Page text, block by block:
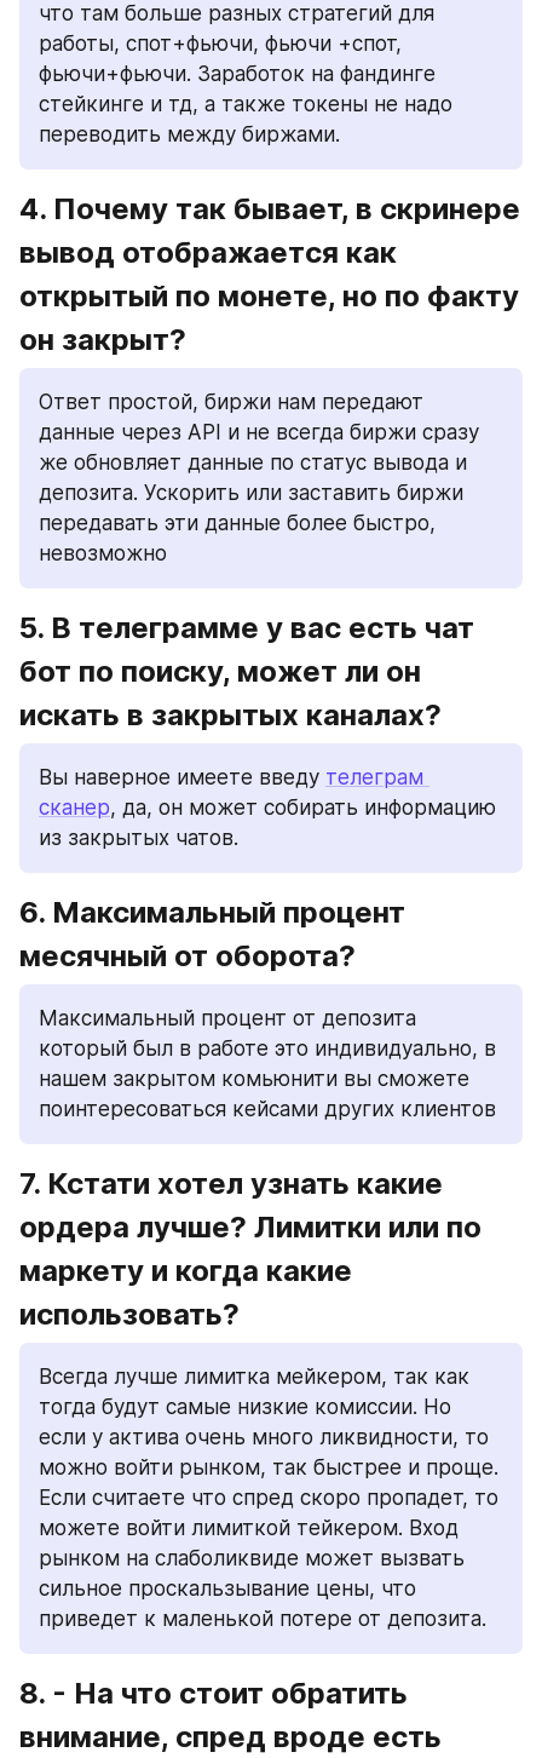
что там больше разных стратегий для
работы, спот+фьючи, фьючи +спот,
фьючи+фьючи. Заработок на фандинге
стейкинге и тд, а также токены не надо
переводить между биржами.
4. Почему так бывает, в скринере
вывод отображается как
открытый по монете, но по факту
он закрыт?
Ответ простой, биржи нам передают
данные через API и не всегда биржи сразу
же обновляет данные по статус вывода и
депозита. Ускорить или заставить биржи
передавать эти данные более быстро,
невозможно
5. В телеграмме у вас есть чат
бот по поиску, может ли он
искать в закрытых каналах?
Вы наверное имеете введу телеграм
сканер, да, он может собирать информацию
из закрытых чатов.
6. Максимальный процент
месячный от оборота?
Максимальный процент от депозита
который был в работе это индивидуально, в
нашем закрытом комьюнити вы сможете
поинтересоваться кейсами других клиентов
7. Кстати хотел узнать какие
ордера лучше? Лимитки или по
маркету и когда какие
использовать?
Всегда лучше лимитка мейкером, так как
тогда будут самые низкие комиссии. Но
если у актива очень много ликвидности, то
можно войти рынком, так быстрее и проще.
Если считаете что спред скоро пропадет, то
можете войти лимиткой тейкером. Вход
рынком на слаболиквиде может вызвать
сильное проскальзывание цены, что
приведет к маленькой потере от депозита.
8. - На что стоит обратить
внимание, спред вроде есть